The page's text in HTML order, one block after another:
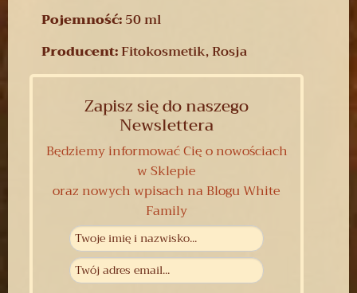
Pojemność:50 ml
Producent:Fitokosmetik, Rosja
Zapisz się do naszego
Newslettera
Będziemy informować Cię o nowościach
w Sklepie
oraz nowych wpisach na Blogu White
Family